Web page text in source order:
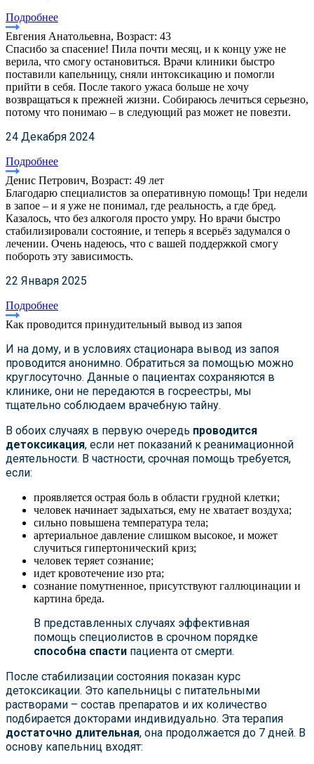
Подробнее
Евгения Анатольевна, Возраст: 43
Спасибо за спасение! Пила почти месяц, и к концу уже не
верила, что смогу остановиться. Врачи клиники быстро
поставили капельницу, сняли интоксикацию и помогли
прийти в себя. После такого ужаса больше не хочу
возвращаться к прежней жизни. Собираюсь лечиться серьезно,
потому что понимаю – в следующий раз может не повезти.
24 Декабря 2024
Подробнее
Денис Петрович, Возраст: 49 лет
Благодарю специалистов за оперативную помощь! Три недели
в запое – и я уже не понимал, где реальность, а где бред.
Казалось, что без алкоголя просто умру. Но врачи быстро
стабилизировали состояние, и теперь я всерьёз задумался о
лечении. Очень надеюсь, что с вашей поддержкой смогу
побороть эту зависимость.
22 Января 2025
Подробнее
Как проводится принудительный вывод из запоя
И на дому, и в условиях стационара вывод из запоя
проводится анонимно. Обратиться за помощью можно
круглосуточно. Данные о пациентах сохраняются в
клинике, они не передаются в госреестры, мы
тщательно соблюдаем врачебную тайну.
В обоих случаях в первую очередь проводится
детоксикация, если нет показаний к реанимационной
деятельности. В частности, срочная помощь требуется,
если:
проявляется острая боль в области грудной клетки;
человек начинает задыхаться, ему не хватает воздуха;
сильно повышена температура тела;
артериальное давление слишком высокое, и может
случиться гипертонический криз;
человек теряет сознание;
идет кровотечение изо рта;
сознание помутненное, присутствуют галлюцинации и
картина бреда.
В представленных случаях эффективная
помощь специолистов в срочном порядке
способна спасти пациента от смерти.
После стабилизации состояния показан курс
детоксикации. Это капельницы с питательными
растворами – состав препаратов и их количество
подбирается докторами индивидуально. Эта терапия
достаточно длительная, она продолжается до 7 дней. В
основу капельниц входят: